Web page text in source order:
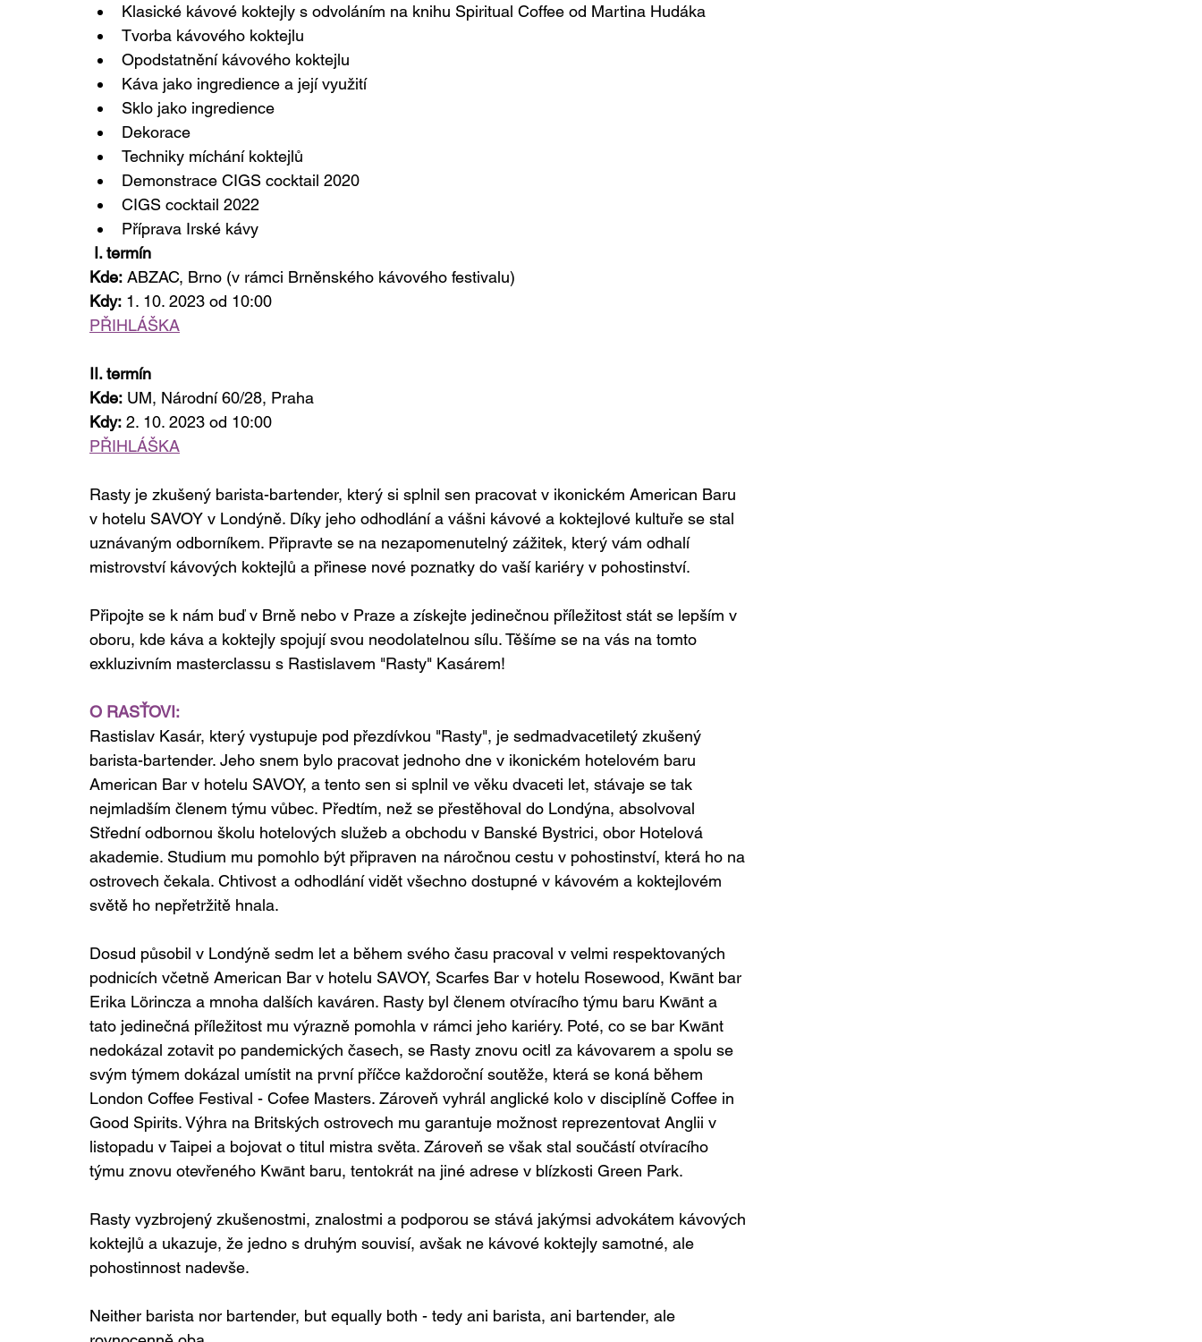
Klasické kávové koktejly s odvoláním na knihu Spiritual Coffee od Martina Hudáka
Tvorba kávového koktejlu
Opodstatnění kávového koktejlu
Káva jako ingredience a její využití
Sklo jako ingredience
Dekorace
Techniky míchání koktejlů
Demonstrace CIGS cocktail 2020
CIGS cocktail 2022
Příprava Irské kávy
I. termín
Kde: ABZAC, Brno (v rámci Brněnského kávového festivalu)
Kdy: 1. 10. 2023 od 10:00
PŘIHLÁŠKA
II. termín
Kde: UM, Národní 60/28, Praha
Kdy: 2. 10. 2023 od 10:00
PŘIHLÁŠKA
Rasty je zkušený barista-bartender, který si splnil sen pracovat v ikonickém American Baru
v hotelu SAVOY v Londýně. Díky jeho odhodlání a vášni kávové a koktejlové kultuře se stal
uznávaným odborníkem. Připravte se na nezapomenutelný zážitek, který vám odhalí
mistrovství kávových koktejlů a přinese nové poznatky do vaší kariéry v pohostinství.
Připojte se k nám buď v Brně nebo v Praze a získejte jedinečnou příležitost stát se lepším v
oboru, kde káva a koktejly spojují svou neodolatelnou sílu. Těšíme se na vás na tomto
exkluzivním masterclassu s Rastislavem "Rasty" Kasárem!
O RASŤOVI:
Rastislav Kasár, který vystupuje pod přezdívkou "Rasty", je sedmadvacetiletý zkušený
barista-bartender. Jeho snem bylo pracovat jednoho dne v ikonickém hotelovém baru
American Bar v hotelu SAVOY, a tento sen si splnil ve věku dvaceti let, stávaje se tak
nejmladším členem týmu vůbec. Předtím, než se přestěhoval do Londýna, absolvoval
Střední odbornou školu hotelových služeb a obchodu v Banské Bystrici, obor Hotelová
akademie. Studium mu pomohlo být připraven na náročnou cestu v pohostinství, která ho na
ostrovech čekala. Chtivost a odhodlání vidět všechno dostupné v kávovém a koktejlovém
světě ho nepřetržitě hnala.
Dosud působil v Londýně sedm let a během svého času pracoval v velmi respektovaných
podnicích včetně American Bar v hotelu SAVOY, Scarfes Bar v hotelu Rosewood, Kwānt bar
Erika Lörincza a mnoha dalších kaváren. Rasty byl členem otvíracího týmu baru Kwānt a
tato jedinečná příležitost mu výrazně pomohla v rámci jeho kariéry. Poté, co se bar Kwānt
nedokázal zotavit po pandemických časech, se Rasty znovu ocitl za kávovarem a spolu se
svým týmem dokázal umístit na první příčce každoroční soutěže, která se koná během
London Coffee Festival - Cofee Masters. Zároveň vyhrál anglické kolo v disciplíně Coffee in
Good Spirits. Výhra na Britských ostrovech mu garantuje možnost reprezentovat Anglii v
listopadu v Taipei a bojovat o titul mistra světa. Zároveň se však stal součástí otvíracího
týmu znovu otevřeného Kwānt baru, tentokrát na jiné adrese v blízkosti Green Park.
Rasty vyzbrojený zkušenostmi, znalostmi a podporou se stává jakýmsi advokátem kávových
koktejlů a ukazuje, že jedno s druhým souvisí, avšak ne kávové koktejly samotné, ale
pohostinnost nadevše.
Neither barista nor bartender, but equally both - tedy ani barista, ani bartender, ale